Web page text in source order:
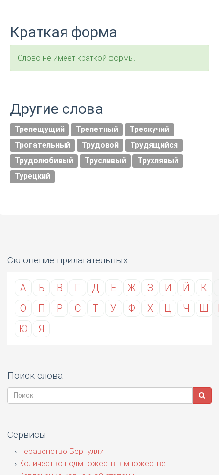
Краткая форма
Слово не имеет краткой формы.
Другие слова
Трепещущий Трепетный
Трескучий
Трогательный
Трудовой
Трудящийся
Трудолюбивый
Трусливый
Трухлявый
Турецкий
Склонение прилагательных
А Б В Г Д Е Ж З И Й К
О
П Р С Т У Ф Х Ц Ч Ш
Ю
Я
Поиск слова
Сервисы
Неравенство Бернулли
Количество подмножеств в множестве